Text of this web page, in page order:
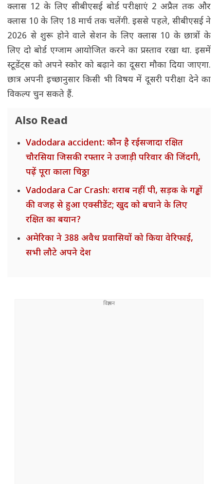
क्लास 12 के लिए सीबीएसई बोर्ड परीक्षाएं 2 अप्रैल तक और
क्लास 10 के लिए 18 मार्च तक चलेंगी. इससे पहले, सीबीएसई ने
2026 से शुरू होने वाले सेशन के लिए क्लास 10 के छात्रों के
लिए दो बोर्ड एग्जाम आयोजित करने का प्रस्ताव रखा था. इसमें
स्टूडेंट्स को अपने स्कोर को बढ़ाने का दूसरा मौका दिया जाएगा.
छात्र अपनी इच्छानुसार किसी भी विषय में दूसरी परीक्षा देने का
विकल्प चुन सकते हैं.
Also Read
Vadodara accident: कौन है रईसजादा रक्षित
चौरसिया जिसकी रफ्तार ने उजाड़ी परिवार की जिंदगी,
पढ़ें पूरा काला चिठ्ठा
Vadodara Car Crash: शराब नहीं पी, सड़क के गड्ढों
की वजह से हुआ एक्सीडेंट; खुद को बचाने के लिए
रक्षित का बयान?
अमेरिका ने 388 अवैध प्रवासियों को किया वेरिफाई,
सभी लौटे अपने देश